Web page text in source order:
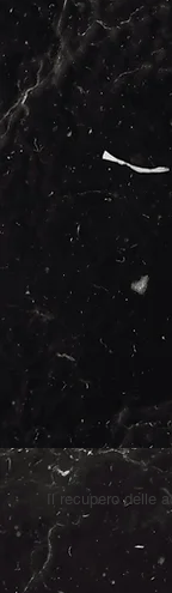
Il recupero delle